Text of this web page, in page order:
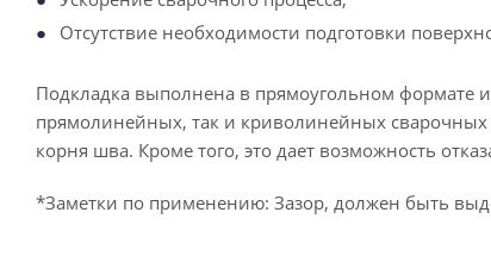
Отсутствие необходимости подготовки
Подкладка выполнена в прямоугольном формате
прямолинейных, так и криволинейных
корня шва. Кроме того, это дает возможность
*Заметки по применению: Зазор, должен быть